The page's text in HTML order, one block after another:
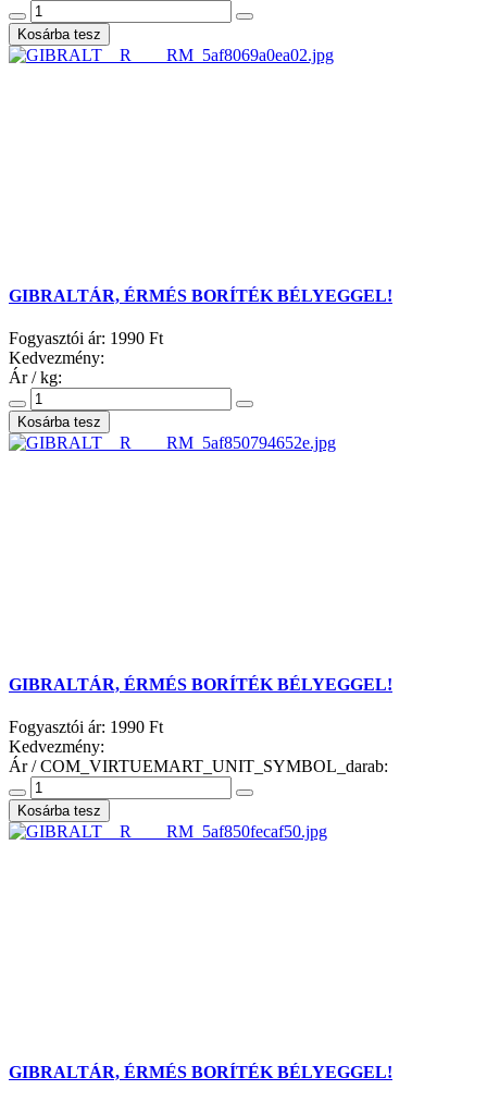
GIBRALTÁR, ÉRMÉS BORÍTÉK BÉLYEGGEL!
Fogyasztói ár: 1990 Ft
Kedvezmény:
Ár / kg:
GIBRALTÁR, ÉRMÉS BORÍTÉK BÉLYEGGEL!
Fogyasztói ár: 1990 Ft
Kedvezmény:
Ár / COM_VIRTUEMART_UNIT_SYMBOL_darab:
GIBRALTÁR, ÉRMÉS BORÍTÉK BÉLYEGGEL!